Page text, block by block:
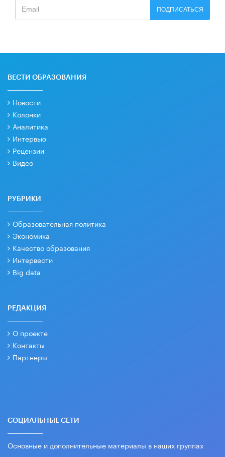
ПОДПИСАТЬСЯ
ВЕСТИ ОБРАЗОВАНИЯ
Новости
Колонки
Аналитика
Интервью
Рецензии
Видео
РУБРИКИ
Образовательная политика
Экономика
Качество образования
Интервести
Big data
РЕДАКЦИЯ
О проекте
Контакты
Партнеры
СОЦИАЛЬНЫЕ СЕТИ
Основные и дополнительные материалы в наших группах